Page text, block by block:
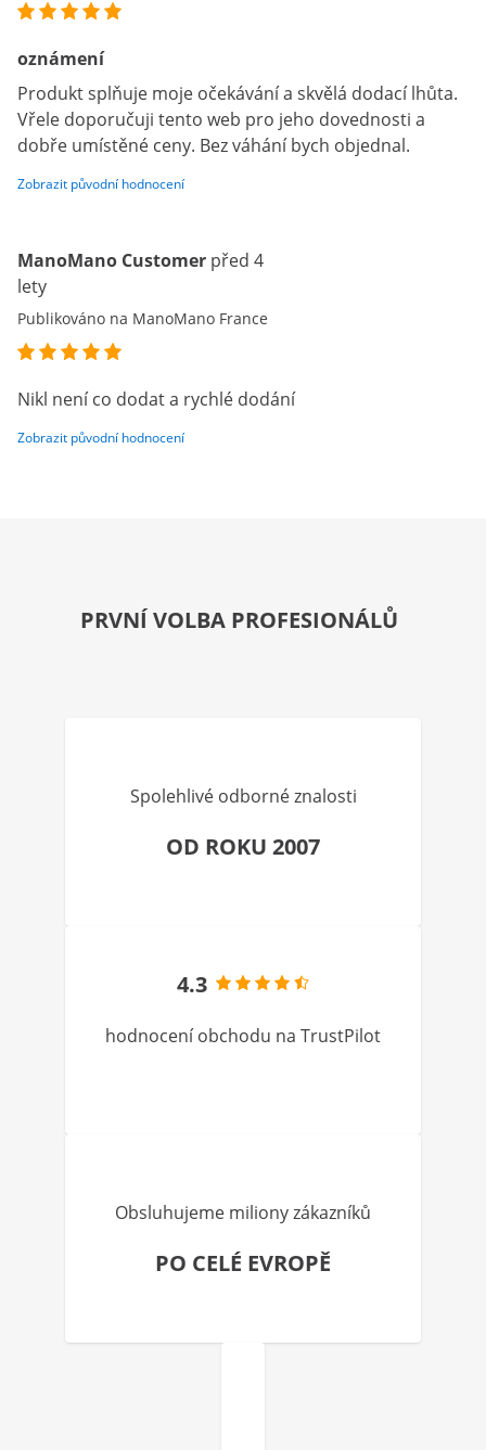
oznámení
Produkt splňuje moje očekávání a skvělá dodací lhůta.
Vřele doporučuji tento web pro jeho dovednosti a
dobře umístěné ceny. Bez váhání bych objednal.
Zobrazit původní hodnocení
ManoMano Customer před 4
lety
Publikováno na ManoMano France
Nikl není co dodat a rychlé dodání
Zobrazit původní hodnocení
PRVNÍ VOLBA PROFESIONÁLŮ
Spolehlivé odborné znalosti
OD ROKU 2007
4.3
hodnocení obchodu na TrustPilot
Obsluhujeme miliony zákazníků
PO CELÉ EVROPĚ